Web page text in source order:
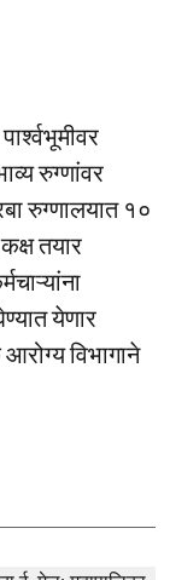
रुग्णांवर
रुग्णालयात १०
तयार
येणार
विभागाने